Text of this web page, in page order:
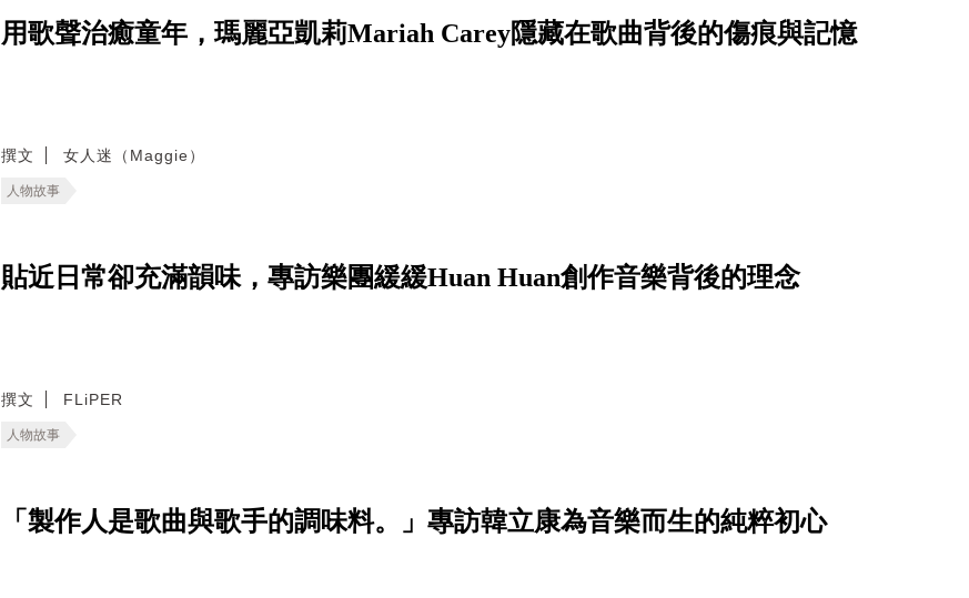
用歌聲治癒童年，瑪麗亞凱莉Mariah Carey隱藏在歌曲背後的傷痕與記憶
撰文 女人迷（Maggie）
人物故事
貼近日常卻充滿韻味，專訪樂團緩緩Huan Huan創作音樂背後的理念
撰文 FLiPER
人物故事
「製作人是歌曲與歌手的調味料。」專訪韓立康為音樂而生的純粹初心